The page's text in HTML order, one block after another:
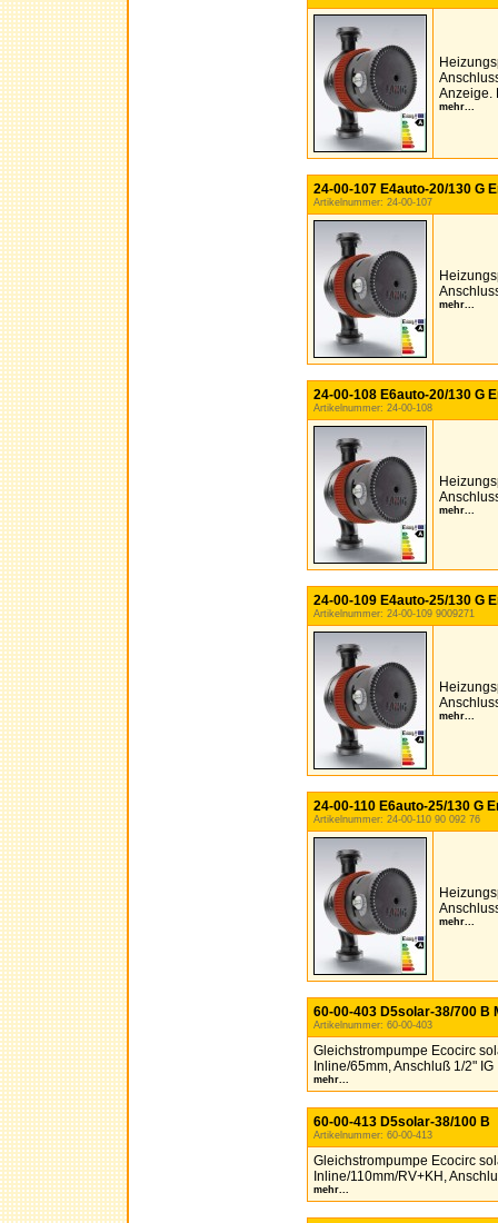
Anzeige.
mehr...
24-00-107 E4auto-20/130 G
Artikelnummer: 24-00-107
mehr...
24-00-108 E6auto-20/130 G
Artikelnummer: 24-00-108
mehr...
24-00-109 E4auto-25/130 G
Artikelnummer: 24-00-109 9009271
mehr...
24-00-110 E6auto-25/130 G
Artikelnummer: 24-00-110 90 092 76
mehr...
60-00-403 D5solar-38/700 B
Artikelnummer: 60-00-403
Gleichstrompumpe Ecocirc
Inline/65mm, Anschluß 1/2" IG
mehr...
60-00-413 D5solar-38/100 B
Artikelnummer: 60-00-413
Gleichstrompumpe Ecocirc
Inline/110mm/RV+KH,
mehr...